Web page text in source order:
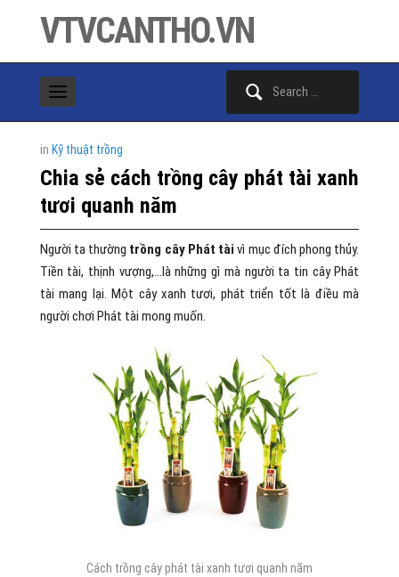
VTVCANTHO.VN
in Kỹ thuật trồng
Chia sẻ cách trồng cây phát tài xanh
tươi quanh năm
Người ta thường trồng cây Phát tài vì mục đích phong thủy.
Tiền tài, thịnh vượng,…là những gì mà người ta tin cây Phát
tài mang lại. Một cây xanh tươi, phát triển tốt là điều mà
người chơi Phát tài mong muốn.
Cách trồng cây phát tài xanh tươi quanh năm